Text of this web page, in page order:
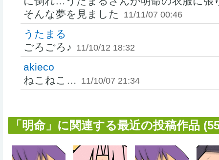
そんな夢を見ました
11/11/07 00:46
うたまる
ごろごろ♪ 11/10/12 18:32
akieco
ねこねこ… 11/10/07 21:34
「明命」に関連する最近の投稿作品